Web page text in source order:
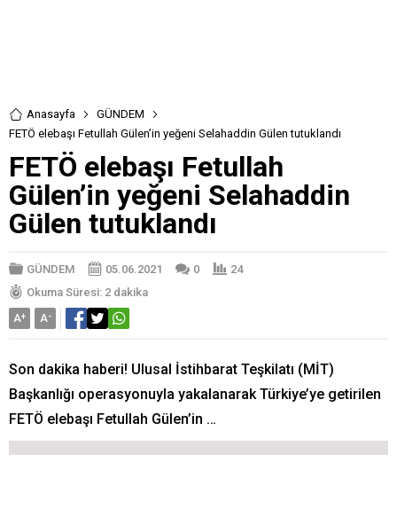
Anasayfa
GÜNDEM
FETÖ elebaşı Fetullah Gülen’in yeğeni Selahaddin Gülen tutuklandı
FETÖ elebaşı Fetullah
Gülen’in yeğeni Selahaddin
Gülen tutuklandı
GÜNDEM 05.06.2021 0
24
Okuma Süresi: 2 dakika
A+ A-
Son dakika haberi! Ulusal İstihbarat Teşkilatı (MİT)
Başkanlığı operasyonuyla yakalanarak Türkiye’ye getirilen
FETÖ elebaşı Fetullah Gülen’in …